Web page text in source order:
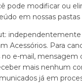
pode modificar ou
em nossas pastas
Acessórios. Para
no e-mail,
mais nenhum
já em